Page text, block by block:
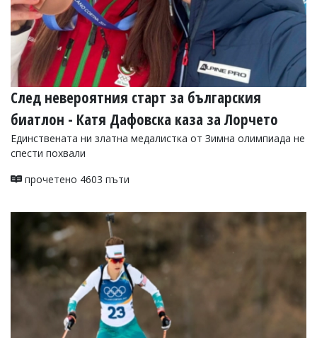
След невероятния старт за българския
биатлон - Катя Дафовска каза за Лорчето
Единствената ни златна медалистка от Зимна олимпиада не
спести похвали
прочетено 4603 пъти